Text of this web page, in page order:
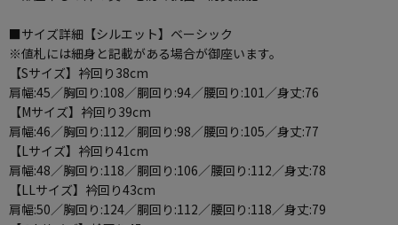
■サイズ詳細【シルエット】ベーシック
※値札には細身と記載がある場合が御座います。
【Sサイズ】衿回り38cm
肩幅:45／胸回り:108／胴回り:94／腰回り:101／身丈:76
【Mサイズ】衿回り39cm
肩幅:46／胸回り:112／胴回り:98／腰回り:105／身丈:77
【Lサイズ】衿回り41cm
肩幅:48／胸回り:118／胴回り:106／腰回り:112／身丈:78
【LLサイズ】衿回り43cm
肩幅:50／胸回り:124／胴回り:112／腰回り:118／身丈:79